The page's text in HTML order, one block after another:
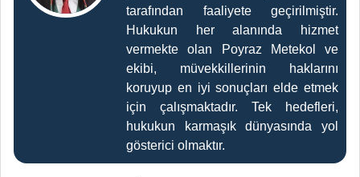
tarafından faaliyete geçirilmiştir.
Hukukun her alanında hizmet
vermekte olan Poyraz Metekol ve
ekibi, müvekkillerinin haklarını
koruyup en iyi sonuçları elde etmek
için çalışmaktadır. Tek hedefleri,
hukukun karmaşık dünyasında yol
gösterici olmaktır.